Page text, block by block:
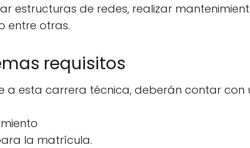
estructuras de redes, realizar
entre otras.
requisitos
a esta carrera técnica, deberán contar con
la matrícula.